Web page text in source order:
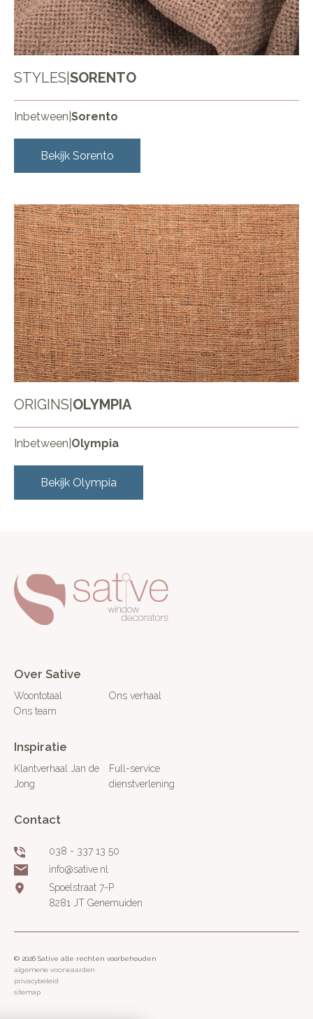
STYLES SORENTO
Inbetween Sorento
Bekijk Sorento
ORIGINS OLYMPIA
Inbetween Olympia
Bekijk Olympia
Over Sative
Woontotaal
Ons verhaal
Ons team
Inspiratie
Klantverhaal Jan de
Jong
Full-service
dienstverlening
Contact
038 - 337 13 50
info@sative.nl
Spoelstraat 7-P
8281 JT Genemuiden
© 2026 Sative alle rechten voorbehouden
algemene voorwaarden
privacybeleid
sitemap